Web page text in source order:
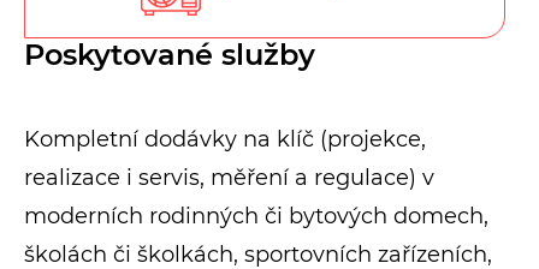
Poskytované služby
Kompletní dodávky na klíč (projekce,
realizace i servis, měření a regulace) v
moderních rodinných či bytových domech,
školách či školkách, sportovních zařízeních,